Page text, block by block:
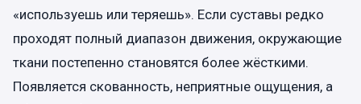
«используешь или теряешь». Если суставы редко
проходят полный диапазон движения, окружающие
ткани постепенно становятся более жёсткими.
Появляется скованность, неприятные ощущения, а